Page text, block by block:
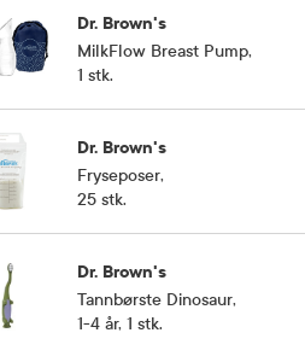
Dr. Brown's
MilkFlow Breast Pump,
1 stk.
Dr. Brown's
Fryseposer,
25 stk.
Dr. Brown's
Tannbørste Dinosaur,
1-4 år, 1 stk.